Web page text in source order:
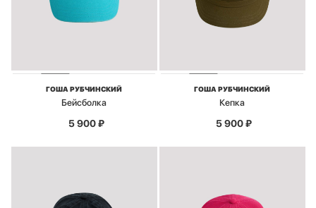
ГОША РУБЧИНСКИЙ
Бейсболка
5 900₽
ГОША РУБЧИНСКИЙ
Кепка
5 900₽